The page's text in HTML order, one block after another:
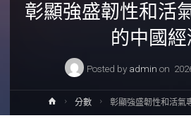
彰顯強盛韌性和活
的中國經
Posted by admin on
Home分數 彰顯強盛韌性和活氣